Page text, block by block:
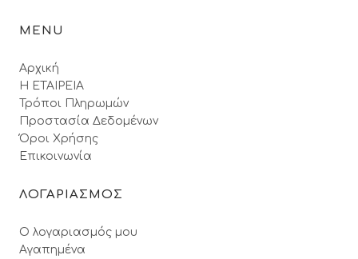
MENU
Αρχική
Η ΕΤΑΙΡΕΙΑ
Τρόποι Πληρωμών
Προστασία Δεδομένων
Όροι Xρήσης
Επικοινωνία
ΛΟΓΑΡΙΑΣΜΟΣ
Ο λογαριασμός μου
Αγαπημένα